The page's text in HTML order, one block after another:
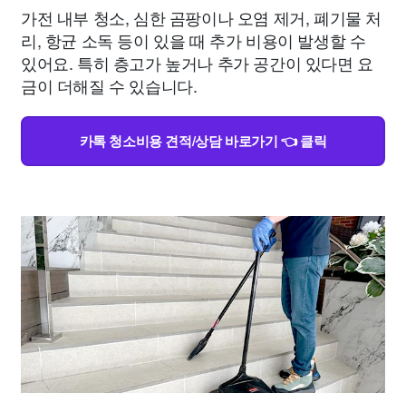
가전 내부 청소, 심한 곰팡이나 오염 제거, 폐기물 처
리, 항균 소독 등이 있을 때 추가 비용이 발생할 수
있어요. 특히 층고가 높거나 추가 공간이 있다면 요
금이 더해질 수 있습니다.
카톡 청소비용 견적/상담 바로가기 👈 클릭